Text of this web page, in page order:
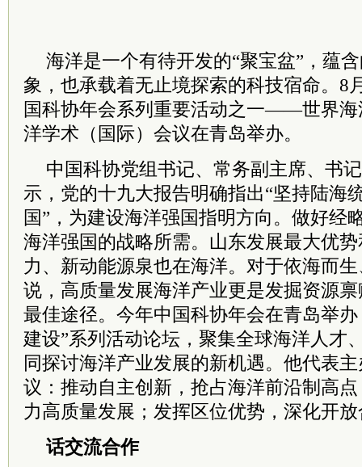
海洋是一个有待开发的“聚宝盆”，蕴
象，也承载着无止境探索的科技宿命。8
国科协年会系列重要活动之一——世界海
洋学术（国际）会议在青岛举办。
中国科协党组书记、常务副主席、 书记
示，党的十九大报告明确指出“坚持陆海
国”，为建设海洋强国指明方向。做好经
海洋强国的战略所需。山东发展最大优
力、新动能源泉也在海洋。对于依海而
说，高质量发展海洋产业更是发掘资源
最佳途径。今年中国科协年会在青岛举
建设”系列活动论坛，聚集全球海洋人才
同探讨海洋产业发展的新机遇。他代表
议：推动自主创新，抢占海洋前沿制高
力高质量发展；发挥区位优势，深化开
话交流合作